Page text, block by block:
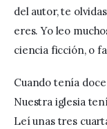
del autor, te
eres. Yo leo
ciencia ficción, o
Cuando tenía
Nuestra iglesia
Leí unas tres